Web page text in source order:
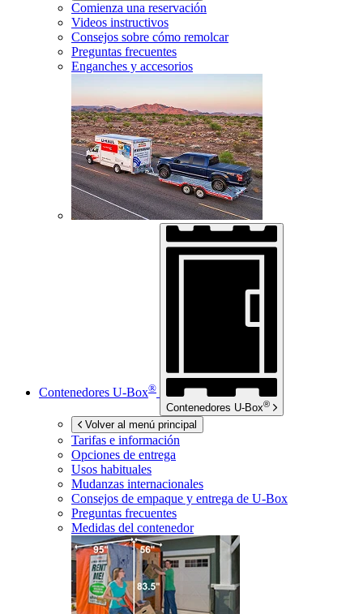
Comienza una reservación
Videos instructivos
Consejos sobre cómo remolcar
Preguntas frecuentes
Enganches y accesorios
Contenedores U-Box®
Contenedores U-Box®
Volver al menú principal
Tarifas e información
Opciones de entrega
Usos habituales
Mudanzas internacionales
Consejos de empaque y entrega de U-Box
Preguntas frecuentes
Medidas del contenedor